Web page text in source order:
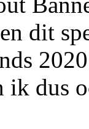
dit
ik dus